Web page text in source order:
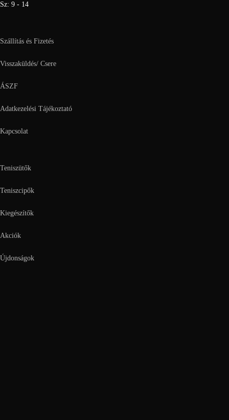
Sz: 9 - 14
Szállítás és Fizetés
Visszaküldés/ Csere
ÁSZF
Adatkezelési Tájékoztató
Kapcsolat
Teniszütők
Teniszcipők
Kiegészítők
Akciók
Újdonságok